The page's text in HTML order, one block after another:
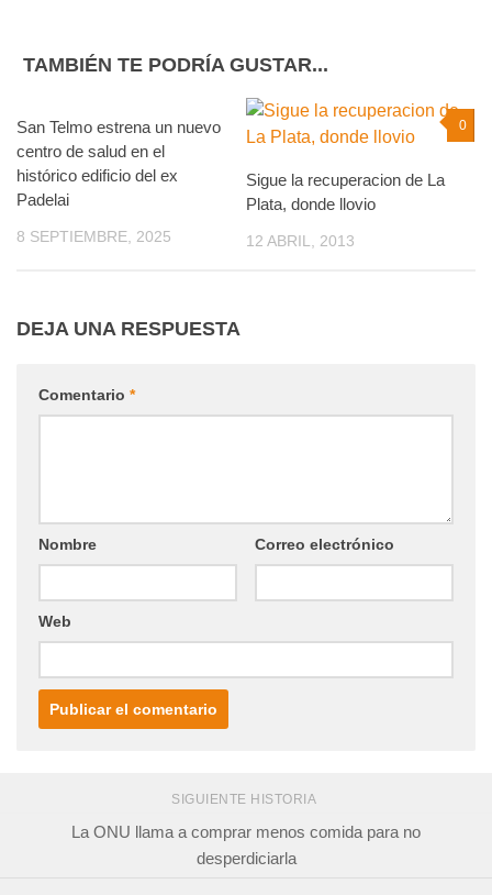
TAMBIÉN TE PODRÍA GUSTAR...
San Telmo estrena un nuevo
centro de salud en el
histórico edificio del ex
Padelai
8 SEPTIEMBRE, 2025
0
Sigue la recuperacion de La
Plata, donde llovio
12 ABRIL, 2013
DEJA UNA RESPUESTA
Comentario *
Nombre Correo electrónico
Web
SIGUIENTE HISTORIA
La ONU llama a comprar menos comida para no
desperdiciarla